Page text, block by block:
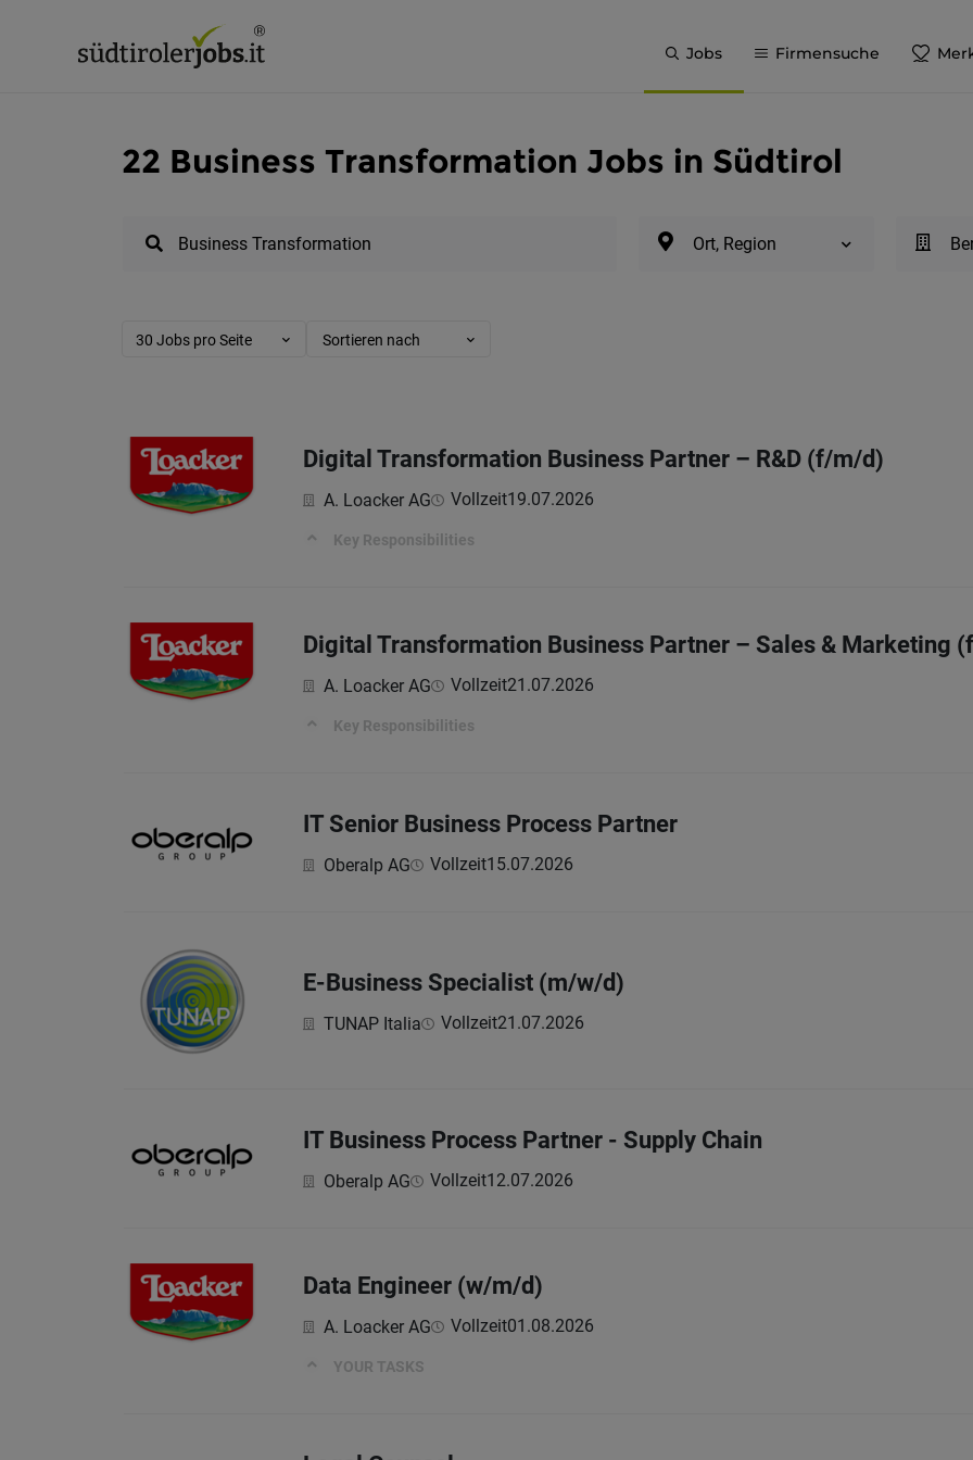
Jobs Firmensuche
22 Business Transformation Jobs in Südtirol
Ort, Region
30 Jobs pro Seite Sortieren nach
Digital Transformation Business Partner – R&D (f/m/d)
A. Loacker AG Vollzeit19.07.2026
Key Responsibilities
Digital Transformation Business Partner – Sales & Marketing
A. Loacker AG Vollzeit21.07.2026
Key Responsibilities
IT Senior Business Process Partner
Oberalp AG Vollzeit15.07.2026
E-Business Specialist (m/w/d)
TUNAP Italia Vollzeit21.07.2026
IT Business Process Partner - Supply Chain
Oberalp AG Vollzeit12.07.2026
Data Engineer (w/m/d)
A. Loacker AG Vollzeit01.08.2026
YOUR TASKS